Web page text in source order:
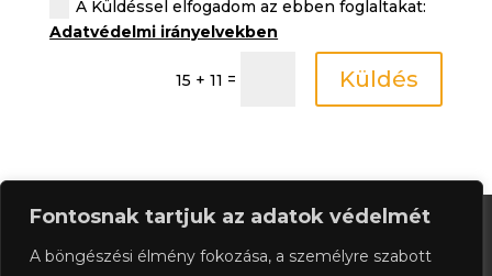
Fontosnak tartjuk az adatok védelmét
A böngészési élmény fokozása, a személyre szabott
A Küldéssel elfogadom az ebben foglaltakat:
Adatvédelmi irányelvekben
15 + 11 = Küldés
Acél felületek tűzgátlózása, mázolása
Festés
Gipszkartonozás